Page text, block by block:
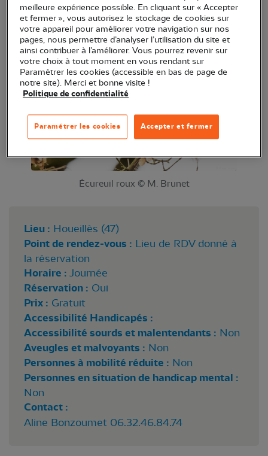
jumelles ainsi qu'un pique-nique.
Écureuil roux © M. Brunet
Lieu : Houeillès (47)
Point de rendez-vous : Lieu de RDV donné à
la réservation
Horaire : Journée
Réservation : Oui
Prix : Gratuit
Accessibilité Handicapés :
Accessibilité sourds et malentendants : Non
Aveugles et malvoyants : Non
Personnes à mobilité réduite : Non
Personnes en situation de handicap mental :
Non
Contact :
Aline Bonzoumet 06.32.46.84.74
meilleure expérience possible. En cliquant sur « Accepter
et fermer », vous autorisez le stockage de cookies sur
votre appareil pour améliorer votre navigation sur nos
pages, nous permettre d’analyser l’utilisation du site et
ainsi contribuer à l’améliorer. Vous pourrez revenir sur
votre choix à tout moment en vous rendant sur
Paramétrer les cookies (accessible en bas de page de
notre site). Merci et bonne visite !
Politique de confidentialité
Accepter et fermer
Paramétrer les cookies